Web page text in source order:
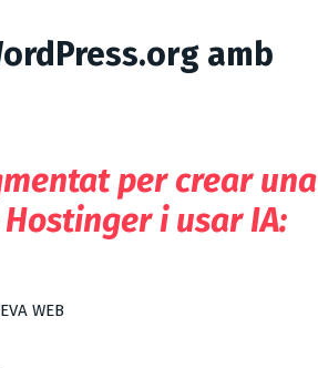
amb
per crear una
i usar IA:
WEB